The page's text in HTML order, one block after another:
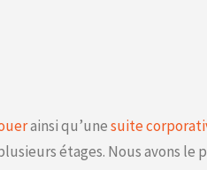
ainsi qu’unesuite
étages. Nous avons le